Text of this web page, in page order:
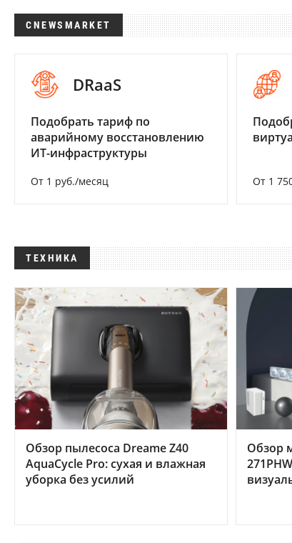
CNEWSMARKET
DRaaS
Подобрать тариф по
аварийному восстановлению
ИТ-инфраструктуры
От 1 руб./месяц От 1
ТЕХНИКА
Обзор пылесоса Dreame Z40
AquaCycle Pro: сухая и влажная
уборка без усилий
Обзор